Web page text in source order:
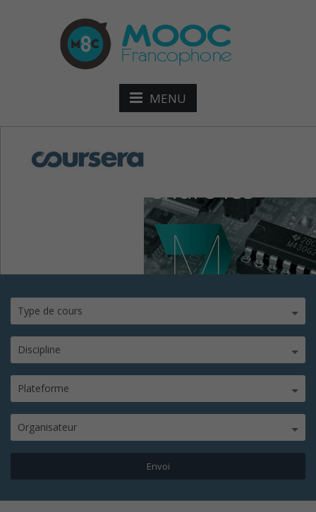
MENU
moocComprendre-les-
Type de cours
Discipline
Plateforme
Organisateur